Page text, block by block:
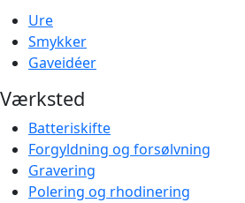
Ure
Smykker
Gaveidéer
Værksted
Batteriskifte
Forgyldning og forsølvning
Gravering
Polering og rhodinering